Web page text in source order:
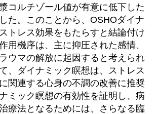
コルチゾール値が有意に低下した
た。このことから、OSHOダイナ
トレス効果をもたらすと結論付け
用機序は、主に抑圧された感情、
ウマの解放に起因すると考えられ
、ダイナミック瞑想は、ストレス
関連する心身の不調の改善に推奨
ミック瞑想の有効性を証明し、病
療法となるためには、さらなる臨